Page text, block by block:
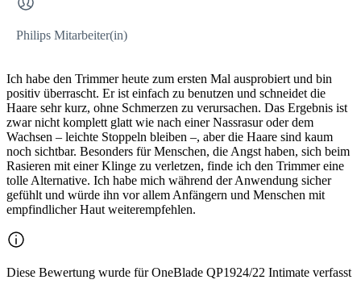
Philips Mitarbeiter(in)
Ich habe den Trimmer heute zum ersten Mal ausprobiert und bin
positiv überrascht. Er ist einfach zu benutzen und schneidet die
Haare sehr kurz, ohne Schmerzen zu verursachen. Das Ergebnis ist
zwar nicht komplett glatt wie nach einer Nassrasur oder dem
Wachsen – leichte Stoppeln bleiben –, aber die Haare sind kaum
noch sichtbar. Besonders für Menschen, die Angst haben, sich beim
Rasieren mit einer Klinge zu verletzen, finde ich den Trimmer eine
tolle Alternative. Ich habe mich während der Anwendung sicher
gefühlt und würde ihn vor allem Anfängern und Menschen mit
empfindlicher Haut weiterempfehlen.
Diese Bewertung wurde für OneBlade QP1924/22 Intimate verfasst